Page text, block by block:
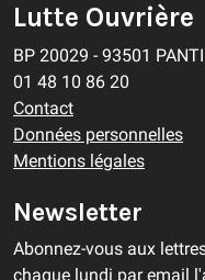
Lutte Ouvrière
BP 20029 - 93501
01 48 10 86 20
Contact
Données personnelles
Mentions légales
Newsletter
Abonnez-vous aux
chaque lundi par email